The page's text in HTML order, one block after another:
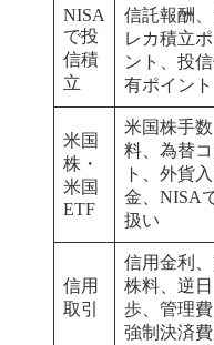
NISA
で投
信積
立
信託報酬、
レカ積立ポ
ント、投
有ポイント
米国
株・
米国
ETF
米国株手数
料、為替
ト、外貨
金、NISA
扱い
信用
取引
信用金利
株料、逆日
歩、管理費
強制決済費